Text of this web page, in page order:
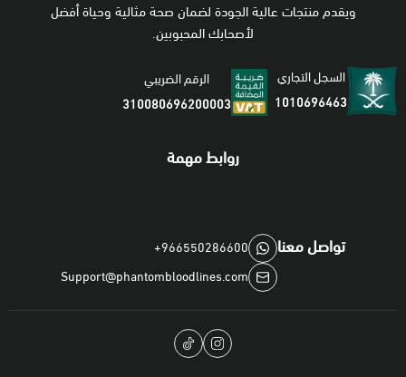
ويقدم منتجات عالية الجودة لضمان صحة مثالية وحياة أفضل
لأصحابك المحبوبين.
السجل التجاري
1010696463
الرقم الضريبي
310080696200003
روابط مهمة
تواصل معنا
+966550286600
Support@phantombloodlines.com